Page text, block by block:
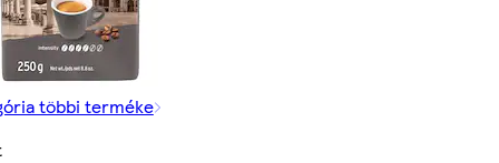
többi terméke